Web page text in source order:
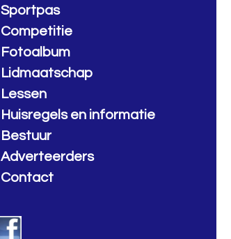
Sportpas
Competitie
Fotoalbum
Lidmaatschap
Lessen
Huisregels en informatie
Bestuur
Adverteerders
Contact